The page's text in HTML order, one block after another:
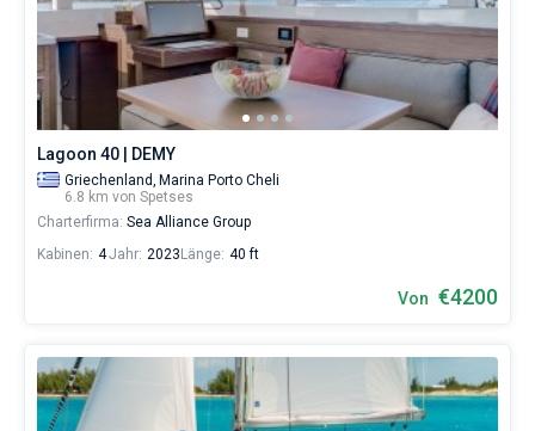
Skipper
wählen,
Boot
chartern
verwalten.
Im
Sailica-
Katalog
der
Angebote
Spetses
Lagoon 40 | DEMY
Griechenland, Marina Porto Cheli
6.8 km von Spetses
Charterfirma: Sea Alliance Group
Kabinen: 4Jahr: 2023 Länge: 40 ft
Von €4200
Bareboat
Kapitan